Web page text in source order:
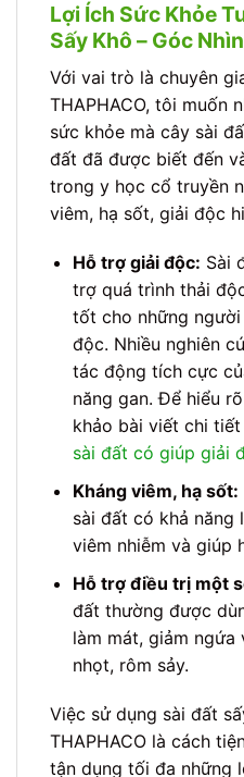
Lợi Ích Sức Khỏe
Sấy Khô – Góc
Với vai trò là chuyên
THAPHACO, tôi muốn
sức khỏe mà cây sài
đất đã được biết đến
trong y học cổ truyền
viêm, hạ sốt, giải độc
Hỗ trợ giải độc: Sài
trợ quá trình thải
tốt cho những
độc. Nhiều nghiên
tác động tích cực
năng gan. Để hiểu
khảo bài viết chi
sài đất có giúp giải
Kháng viêm, hạ sốt:
sài đất có khả năng
viêm nhiễm và giúp
Hỗ trợ điều trị một
đất thường được
làm mát, giảm
nhọt, rôm sảy.
Việc sử dụng sài đất
THAPHACO là cách
tận dụng tối đa những